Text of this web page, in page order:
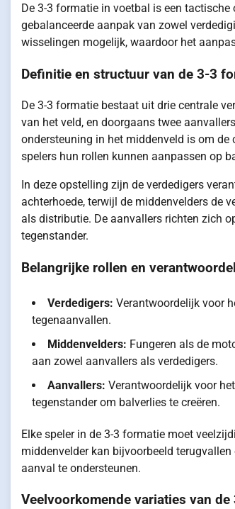
De 3-3 formatie in voetbal is een
gebalanceerde aanpak van zowel
wisselingen mogelijk, waardoor het
Definitie en structuur van de 3-3
De 3-3 formatie bestaat uit drie centrale
van het veld, en doorgaans twee
ondersteuning in het middenveld is om
spelers hun rollen kunnen aanpassen op
In deze opstelling zijn de verdedigers
achterhoede, terwijl de middenvelders de
als distributie. De aanvallers richten zich
tegenstander.
Belangrijke rollen en
Verdedigers: Verantwoordelijk voor
tegenaanvallen.
Middenvelders: Fungeren als de
aan zowel aanvallers als verdedigers.
Aanvallers: Verantwoordelijk voor
tegenstander om balverlies te creëren.
Elke speler in de 3-3 formatie moet
middenvelder kan bijvoorbeeld
aanval te ondersteunen.
Veelvoorkomende variaties van